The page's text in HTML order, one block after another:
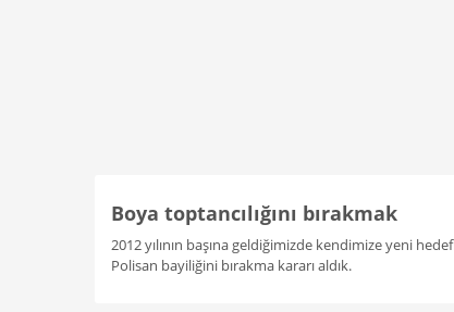
Boya toptancılığını bırakmak
2012 yılının başına geldiğimizde kendimize yeni
Polisan bayiliğini bırakma kararı aldık.